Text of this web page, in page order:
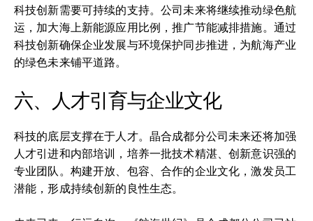
科技创新需要可持续的支持。公司未来将继续推动绿色航
运，加大海上新能源应用比例，推广节能减排措施。通过
科技创新确保企业发展与环境保护同步推进，为航海产业
的绿色未来铺平道路。
六、人才引育与企业文化
科技的底层支撑在于人才。晶合成都分公司未来还将加强
人才引进和内部培训，培养一批技术精湛、创新意识强的
专业团队。构建开放、包容、合作的企业文化，激发员工
潜能，形成持续创新的良性生态。